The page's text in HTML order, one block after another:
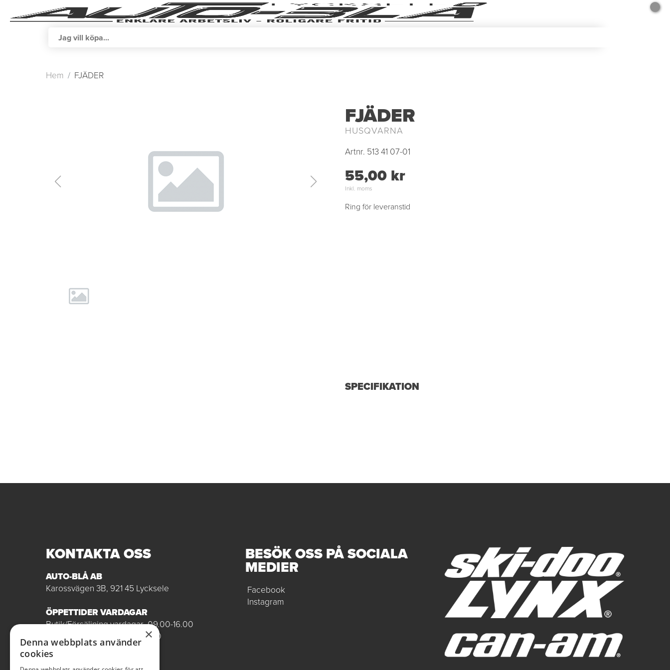
Hem FJÄDER
FJÄDER
HUSQVARNA
Artnr. 513 41 07-01
55,00 kr
Inkl. moms
Ring för leveranstid
SPECIFIKATION
KONTAKTA OSS
AUTO-BLÅ AB
Karossvägen 3B, 921 45 Lycksele
ÖPPETTIDER VARDAGAR
Butik/Försäljning vardagar 09.00-16.00
Verkstad vardagar 07.00-16.00
Röda dagar stängt
BESÖK OSS PÅ SOCIALA
MEDIER
Facebook
Instagram
×
Denna webbplats använder
cookies